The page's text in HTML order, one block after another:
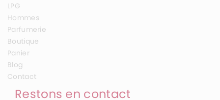
LPG
Hommes
Parfumerie
Boutique
Panier
Blog
Contact
Restons en contact